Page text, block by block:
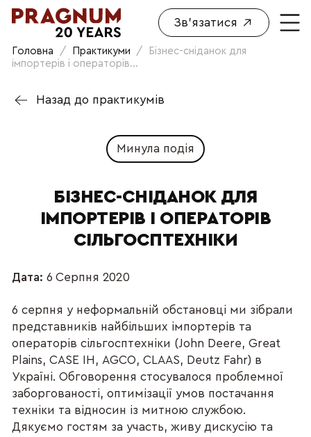
Зв'язатися
Головна / Практикуми /
Бізнес-сніданок для
імпортерів і операторів...
Назад до практикумів
Минула подія
БІЗНЕС-СНІДАНОК ДЛЯ
ІМПОРТЕРІВ І ОПЕРАТОРІВ
СІЛЬГОСПТЕХНІКИ
Дата: 6 Серпня 2020
6 серпня у неформальній обстановці ми зібрали
представників найбільших імпортерів та
операторів сільгосптехніки (John Deere, Great
Plains, CASE IH, AGCO, CLAAS, Deutz Fahr) в
Україні. Обговорення стосувалося проблемної
заборгованості, оптимізації умов постачання
техніки та відносин із митною службою.
Дякуємо гостям за участь, живу дискусію та